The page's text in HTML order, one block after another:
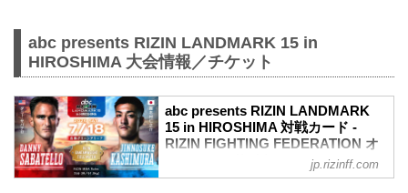
abc presents RIZIN LANDMARK 15 in
HIROSHIMA 大会情報／チケット
abc presents RIZIN LANDMARK
15 in HIROSHIMA 対戦カード -
RIZIN FIGHTING FEDERATION オ
jp.rizinff.com